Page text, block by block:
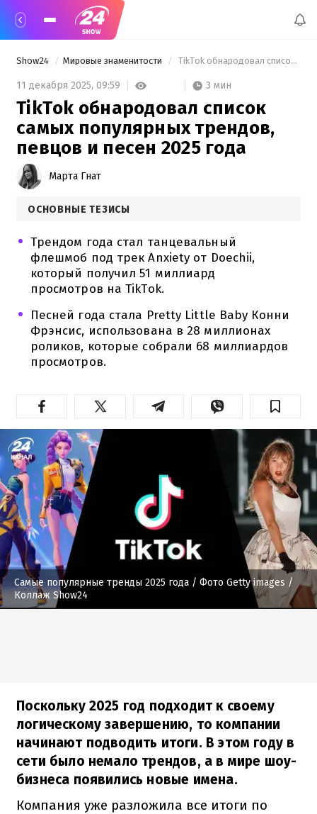
Show24 Мировые знаменитости TikTok обнародовал список самых популярных трендов, певцов и песен 2025 года
11 декабря 2025, 09:59 3 мин
TikTok обнародовал список
самых популярных трендов,
певцов и песен 2025 года
Марта Гнат
ОСНОВНЫЕ ТЕЗИСЫ
Трендом года стал танцевальный
флешмоб под трек Anxiety от Doechii,
который получил 51 миллиард
просмотров на TikTok.
Песней года стала Pretty Little Baby Конни
Фрэнсис, использована в 28 миллионах
роликов, которые собрали 68 миллиардов
просмотров.
Самые популярные тренды 2025 года / Фото Getty images /
Коллаж Show24
Поскольку 2025 год подходит к своему
логическому завершению, то компании
начинают подводить итоги. В этом году в
сети было немало трендов, а в мире шоу-
бизнеса появились новые имена.
Компания уже разложила все итоги по